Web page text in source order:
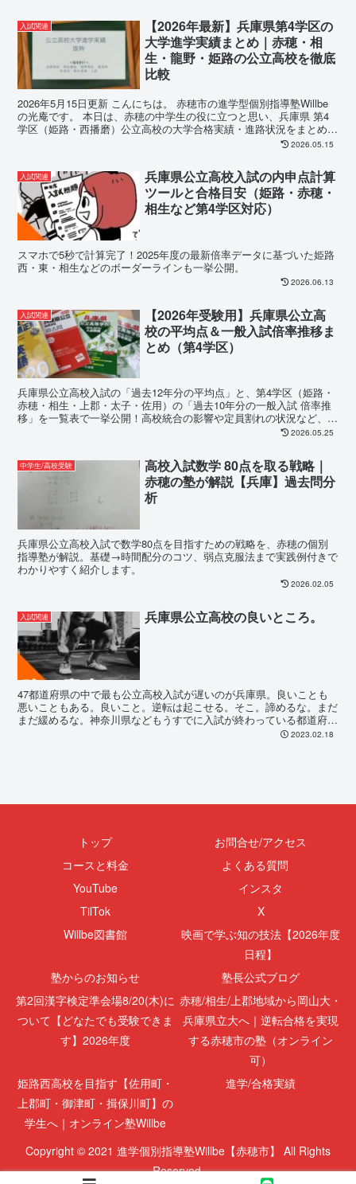
入試関連
【2026年最新】兵庫県第4学区の
大学進学実績まとめ｜赤穂・相
生・龍野・姫路の公立高校を徹底
比較
2026年5月15日更新 こんにちは。 赤穂市の進学型個別指導塾Willbe
の光庵です。 本日は、赤穂の中学生の役に立つと思い、兵庫県 第4
学区（姫路・西播磨）公立高校の大学合格実績・進路状況をまとめて
2026.05.15
入試関連
兵庫県公立高校入試の内申点計算
ツールと合格目安（姫路・赤穂・
相生など第4学区対応）
スマホで5秒で計算完了！2025年度の最新倍率データに基づいた姫路
西・東・相生などのボーダーラインも一挙公開。
2026.06.13
入試関連
【2026年受験用】兵庫県公立高
校の平均点＆一般入試倍率推移ま
とめ（第4学区）
兵庫県公立高校入試の「過去12年分の平均点」と、第4学区（姫路・
赤穂・相生・上郡・太子・佐用）の「過去10年分の一般入試 倍率推
移」を一覧表で一挙公開！高校統合の影響や定員割れの状況など、赤
穂市の進学塾Willbe塾長が最新データをもとに徹底分析します。
2026.05.25
中学生/高校受験
高校入試数学 80点を取る戦略｜
赤穂の塾が解説【兵庫】過去問分
析
兵庫県公立高校入試で数学80点を目指すための戦略を、赤穂の個別
指導塾が解説。基礎→時間配分のコツ、弱点克服法まで実践例付きで
わかりやすく紹介します。
2026.02.05
入試関連 兵庫県公立高校の良いところ。
47都道府県の中で最も公立高校入試が遅いのが兵庫県。良いことも
悪いこともある。良いこと。逆転は起こせる。そこ。諦めるな。まだ
まだ緩めるな。神奈川県などもうすでに入試が終わっている都道府県
がある。推薦入試と同じ論理。早く終わって羨ましいと思...2023.02.18
トップ
お問合せ/アクセス
コースと料金
よくある質問
YouTube
インスタ
TilTok
X
Willbe図書館
映画で学ぶ知の技法【2026年度
日程】
塾からのお知らせ
塾長公式ブログ
第2回漢字検定準会場8/20(木)に
ついて【どなたでも受験できま
す】2026年度
赤穂/相生/上郡地域から岡山大・
兵庫県立大へ｜逆転合格を実現
する赤穂市の塾（オンライン
可）
姫路西高校を目指す【佐用町・
上郡町・御津町・揖保川町】の
学生へ｜オンライン塾Willbe
進学/合格実績
Copyright © 2021 進学個別指導塾Willbe【赤穂市】 All Rights
Reserved.